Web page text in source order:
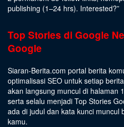
publishing (1–24 hrs). Interested?”
Top Stories di Google
Google
Siaran-Berita.com portal berita
optimalisasi SEO untuk setiap
akan langsung muncul di halaman
serta selalu menjadi Top Stories
ada di judul dan kata kunci muncul
kamu.